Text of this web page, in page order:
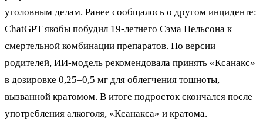
уголовным делам. Ранее сообщалось о другом инциденте:
ChatGPT якобы побудил 19-летнего Сэма Нельсона к
смертельной комбинации препаратов. По версии
родителей, ИИ-модель рекомендовала принять «Ксанакс»
в дозировке 0,25–0,5 мг для облегчения тошноты,
вызванной кратомом. В итоге подросток скончался после
употребления алкоголя, «Ксанакса» и кратома.